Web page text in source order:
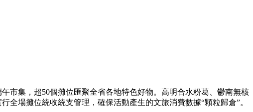
市集，超50個攤位匯聚全省各地特色好物。高明合水粉葛、鬱南無核
場攤位統收統支管理，確保活動產生的文旅消費數據“顆粒歸倉”。